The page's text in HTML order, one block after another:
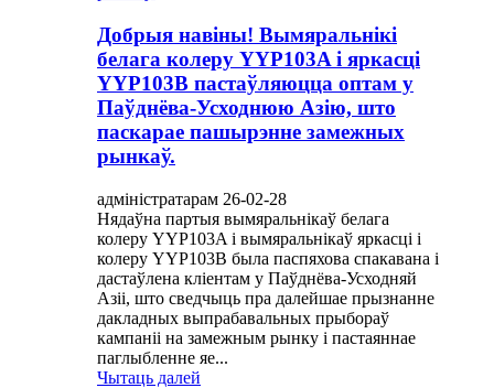
Добрыя навіны! Вымяральнікі
белага колеру YYP103A і яркасці
YYP103B пастаўляюцца оптам у
Паўднёва-Усходнюю Азію, што
паскарае пашырэнне замежных
рынкаў.
адміністратарам 26-02-28
Нядаўна партыя вымяральнікаў белага
колеру YYP103A і вымяральнікаў яркасці і
колеру YYP103B была паспяхова спакавана і
дастаўлена кліентам у Паўднёва-Усходняй
Азіі, што сведчыць пра далейшае прызнанне
дакладных выпрабавальных прыбораў
кампаніі на замежным рынку і пастаяннае
паглыбленне яе...
Чытаць далей